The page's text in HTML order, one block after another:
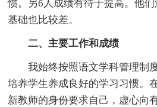
惯。另6人成绩有待于提高。他们
基础也比较差。
二、主要工作和成绩
我始终按照语文学科管理制
培养学生养成良好的学习习惯。
新教师的身份要求自己，虚心向